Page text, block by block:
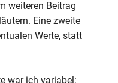
weiteren Beitrag
Eine zweite
Werte, statt
war ich variabel: